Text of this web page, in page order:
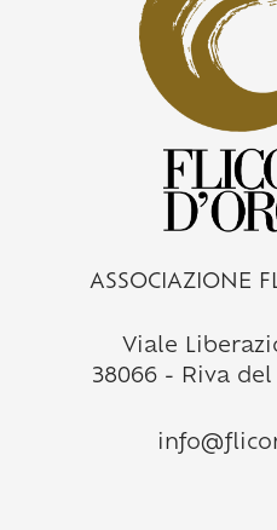
ASSOCIAZIONE
Viale
38066 - Riva del